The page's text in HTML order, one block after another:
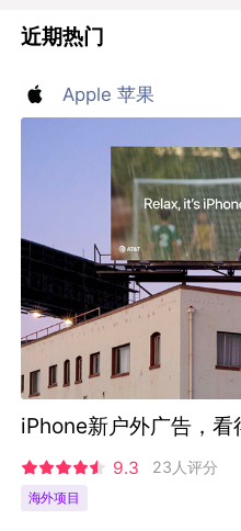
近期热门
Apple 苹果
iPhone新户外广告，看
9.3 23人评分
海外项目